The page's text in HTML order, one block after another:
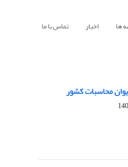
ها اخبار تماس با ما
محاسبات کشور